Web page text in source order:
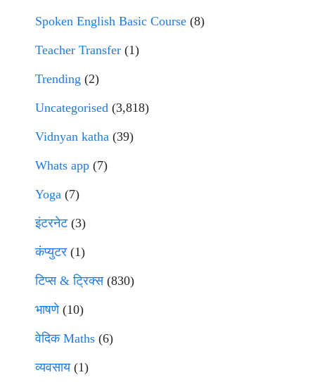
Spoken English Basic Course (8)
Teacher Transfer (1)
Trending (2)
Uncategorised (3,818)
Vidnyan katha (39)
Whats app (7)
Yoga (7)
इंटरनेट(3)
कंप्युटर (1)
टिप्स & ट्रिक्स(830)
भाषणे(10)
वेदिक Maths (6)
व्यवसाय(1)